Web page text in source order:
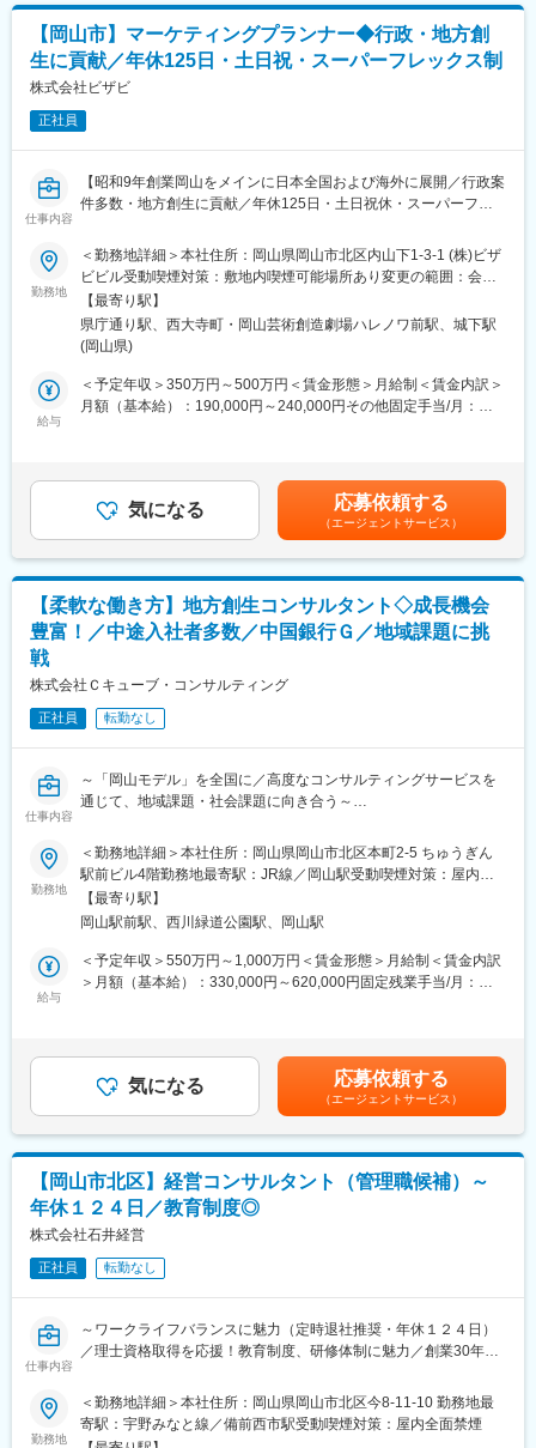
・各種手当充実
柔軟な働き方を実現しながら、専門性を高められる環境です。
■企業の特徴/魅力
当社は創業70年以上の歴史を持ちながら、既存事業の成長に加
え、新たな事業領域への挑戦やM&Aを積極的に推進している「老
様な事業を通じて社会に新たな価値を創出しています。
・クリエイティブ・ディレクター
コミュニケーション課題の抽出及びコンセプト設計、制作スタッ
フの指揮などプランニングから実施施策のクオリティ管理までプ
ロジェクト全体の監修を担っていただきます。指導・監督するだ
けでなく、コンセプトメイキングや企画書制作も行います
■組織構成：
クリエイティブ・プランニング局には20～50代のメンバー 12名
が所属をしています。
5~10名にてチームを組み業務を行っています。
■働き方：
年間休日125日／土日祝休／イベント対応により休日出勤が発生
する場合代休取得
コアタイムなしのフレックスタイム制度（8：00～22：00の間で
任意の時間で出退勤）
■当社の魅力：
に、広告、出版、採用支援などの事業を展開するほか、地域振興
に寄与する新たなビジネスモデルの構築にも積極的に取り組んで
います。
Webが発達した現在では、日本のみならず海外まで市場が拡大を
しており、インバウンドやアウトバウンドに関する仕事も増加し
ています。自身が携わったプロジェクトが多くの人の目に留まる
機会があり、やりがいはとても大きいです。
【岡山市】マーケティングプランナー◆行政・地方創
生に貢献／年休125日・土日祝・スーパーフレックス制
株式会社ビザビ
正社員
仕事内容
【昭和9年創業岡山をメインに日本全国および海外に展開／行政案
件多数・地方創生に貢献／年休125日・土日祝休・スーパーフレ
のデジタルサイネージを取り扱う】
■業務内容：
当社のクリエイティブ・プランニング局にて、プランニングやデ
ィレクション業務を行っていただける方を募集いたします。
広告主である企業や自治体からの依頼に対して、市場分析や課題
分析を行い、どうすれば製品やサービスをより効果的にターゲッ
トまで届けることができるかを企画・立案。マーケティング戦略
■想定職種：
・プランナー/ディレクター
市場分析や課題分析に基づいたコミュニケーション戦略のプラン
・デジタル・マーケティング・プランナー
実データ分析に基づいたデジタルマーケティング戦略のプランニ
ング、企画書制作、企画提案、実施施策の制作ディレクション業
クリエイティブ・プランニング局には20～50代のメンバー 12名
■働き方：
する場合代休取得
コアタイムなしのフレックスタイム制度（8：00～22：00の間で
任意の時間で出退勤）
平均残業時間は22時間（全社平均）
■当社の魅力：
1934年に新聞社専属の広告会社として創業。
に寄与する新たなビジネスモデルの構築にも積極的に取り組んで
います。
Webが発達した現在では、日本のみならず海外まで市場が拡大を
しており、インバウンドやアウトバウンドに関する仕事も増加し
ています。自身が携わったプロジェクトが多くの人の目に留まる
機会があり、やりがいはとても大きいです。
変更の範囲：会社の定める業務
勤務地
＜勤務地詳細＞本社住所：岡山県岡山市北区内山下1-3-1 (株)ビザ
ビビル受動喫煙対策：敷地内喫煙可能場所あり変更の範囲：会社
の定める事業所
【最寄り駅】
県庁通り駅、西大寺町・岡山芸術創造劇場ハレノワ前駅、城下駅
(岡山県)
給与
＜予定年収＞350万円～500万円＜賃金形態＞月給制＜賃金内訳＞
月額（基本給）：190,000円～240,000円その他固定手当/月：
可能性があります。月給(月額)は固定手当を含めた表記です。
気になる 応募依頼する
（エージェントサービス）
【柔軟な働き方】地方創生コンサルタント◇成長機会
豊富！／中途入社者多数／中国銀行Ｇ／地域課題に挑
戦
株式会社Ｃキューブ・コンサルティング
正社員 転勤なし
仕事内容
～「岡山モデル」を全国に／高度なコンサルティングサービスを
通じて、地域課題・社会課題に向き合う～
本ポジションは地域が抱えるデジタルインフラの整備や人材の不
足と移住・定住促進など、先進的なプロジェクトに関わることが
できます。 課題が山積している地方というフィールドで、自治体
や企業とコミュニケーションを取りながら業務を進めていく、社
会貢献性の高い仕事です。
す。
だきます。
・資料作成（パワーポイント等）やプロジェクトの議事録作成
・マネージャーの補佐業務
◎将来的には提案～プロジェクト受注～業務設計・運営等に携わ
っていただきます。
・戦略策定（ビジネスモデル、事業戦略、成長戦略、コスト構造
改革、他）
・SX実行支援
デジタルインフラの整備
地域特有の産業構造と課題への対応など
勤務地
＜勤務地詳細＞本社住所：岡山県岡山市北区本町2-5 ちゅうぎん
駅前ビル4階勤務地最寄駅：JR線／岡山駅受動喫煙対策：屋内全
面禁煙変更の範囲：会社の定める事業所（リモートワーク含む）
【最寄り駅】
岡山駅前駅、西川緑道公園駅、岡山駅
給与
＜予定年収＞550万円～1,000万円＜賃金形態＞月給制＜賃金内訳
＞月額（基本給）：330,000円～620,000円固定残業手当/月：
予定年収はあくまでも目安の金額であり、選考を通じて上下する
可能性があります。※上記年収には30時間/月分の固定残業代を含
んでいます。■昇給：年1回■賞与：年2回ご本人のパフォーマンス
に応じ積極的に昇給・昇進します。賃金はあくまでも目安の金額
であり、選考を通じて上下する可能性があります。月給(月額)は固
定手当を含めた表記です。
気になる 応募依頼する
（エージェントサービス）
【岡山市北区】経営コンサルタント（管理職候補）～
年休１２４日／教育制度◎
株式会社石井経営
正社員 転勤なし
仕事内容
～ワークライフバランスに魅力（定時退社推奨・年休１２４日）
／理士資格取得を応援！教育制度、研修体制に魅力／創業30年
■募集背景：
同社は、クライアント数の増加と業務拡大に伴い、経営コンサル
タントを募集しています。これにより、より一層のサービス向上
勤務地
＜勤務地詳細＞本社住所：岡山県岡山市北区今8-11-10 勤務地最
寄駅：宇野みなと線／備前西市駅受動喫煙対策：屋内全面禁煙